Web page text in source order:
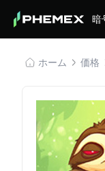
暗
ホーム 価格